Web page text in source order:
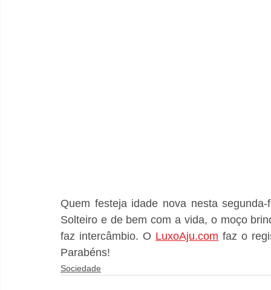
Quem festeja idade nova nesta
Solteiro e de bem com a vida, o moço
faz intercâmbio. O LuxoAju.com faz o
Parabéns!
Sociedade